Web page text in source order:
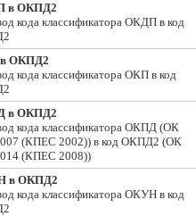
в ОКПД2
кода классификатора ОКДП в код
ОКПД2
кода классификатора ОКП в код
в ОКПД2
кода классификатора ОКПД (ОК
(КПЕС 2002)) в код ОКПД2 (ОК
(КПЕС 2008))
в ОКПД2
кода классификатора ОКУН в код